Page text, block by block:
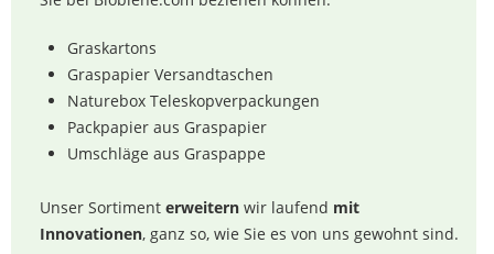
Graskartons
Graspapier Versandtaschen
Naturebox Teleskopverpackungen
Packpapier aus Graspapier
Umschläge aus Graspappe
Unser Sortiment erweitern wir laufend mit
Innovationen, ganz so, wie Sie es von uns gewohnt sind.